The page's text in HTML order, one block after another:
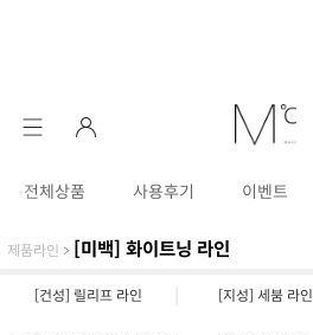
전체상품 사용후기 이벤트
제품라인 > [미백] 화이트닝 라인
[건성] 릴리프 라인 [지성] 세붐 라인